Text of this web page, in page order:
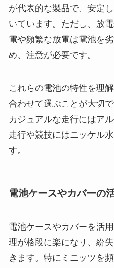
が代表的な製品で、安定
いています。ただし、放
電や頻繁な放電は電池を
め、注意が必要です。
これらの電池の特性を理
合わせて選ぶことが大切
カジュアルな走行にはア
走行や競技にはニッケル
す。
電池ケースやカバーの
電池ケースやカバーを活
理が格段に楽になり、紛
きます。特にミニッツを